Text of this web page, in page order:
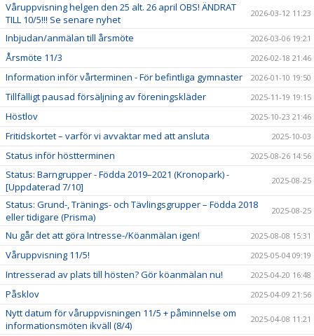
Våruppvisning helgen den 25 alt. 26 april OBS! ÄNDRAT
TILL 10/5!!! Se senare nyhet
2026-03-12 11:23
Inbjudan/anmälan till årsmöte 2026-03-06 19:21
Årsmöte 11/3 2026-02-18 21:46
Information inför vårterminen - För befintliga gymnaster 2026-01-10 19:50
Tillfälligt pausad försäljning av föreningskläder 2025-11-19 19:15
Höstlov 2025-10-23 21:46
Fritidskortet – varför vi avvaktar med att ansluta 2025-10-03
Status inför höstterminen 2025-08-26 14:56
Status: Barngrupper - Födda 2019–2021 (Kronopark) -
[Uppdaterad 7/10]
2025-08-25
Status: Grund-, Tränings- och Tävlingsgrupper – Födda 2018
eller tidigare (Prisma)
2025-08-25
Nu går det att göra Intresse-/Köanmälan igen! 2025-08-08 15:31
Våruppvisning 11/5! 2025-05-04 09:19
Intresserad av plats till hösten? Gör köanmälan nu! 2025-04-20 16:48
Påsklov 2025-04-09 21:56
Nytt datum för våruppvisningen 11/5 + påminnelse om
informationsmöten ikväll (8/4)
2025-04-08 11:21